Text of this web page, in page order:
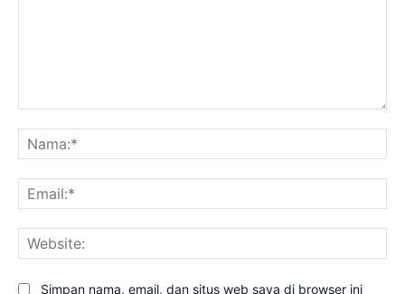
Simpan nama, email, dan situs web saya di browser ini